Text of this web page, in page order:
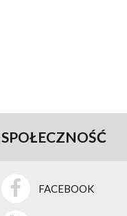
SPOŁECZNOŚĆ
FACEBOOK